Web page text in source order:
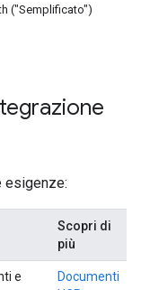
("Semplificato")
esigenze:
Scopri di
più
e
Documenti